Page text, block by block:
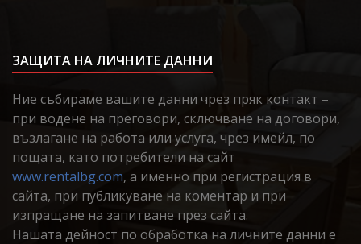
ЗАЩИТА НА ЛИЧНИТЕ ДАННИ
Ние събираме вашите данни чрез пряк контакт –
при водене на преговори, сключване на договори,
възлагане на работа или услуга, чрез имейл, по
пощата, като потребители на сайт
www.rentalbg.com, а именно при регистрация в
сайта, при публикуване на коментар и при
изпращане на запитване през сайта.
Нашата дейност по обработка на личните данни е